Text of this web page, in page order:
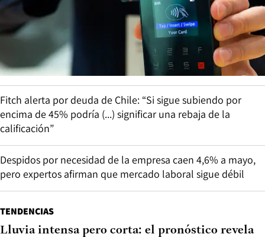
Fitch alerta por deuda de Chile: “Si sigue subiendo por
encima de 45% podría (...) significar una rebaja de la
calificación”
Despidos por necesidad de la empresa caen 4,6% a mayo,
pero expertos afirman que mercado laboral sigue débil
TENDENCIAS
Lluvia intensa pero corta: el pronóstico revela